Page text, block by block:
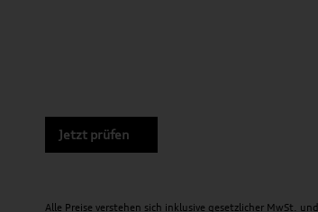
Jetzt prüfen
Alle Preise verstehen sich inklusive gesetzlicher MwSt. und